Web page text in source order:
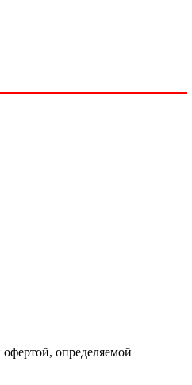
определяемой